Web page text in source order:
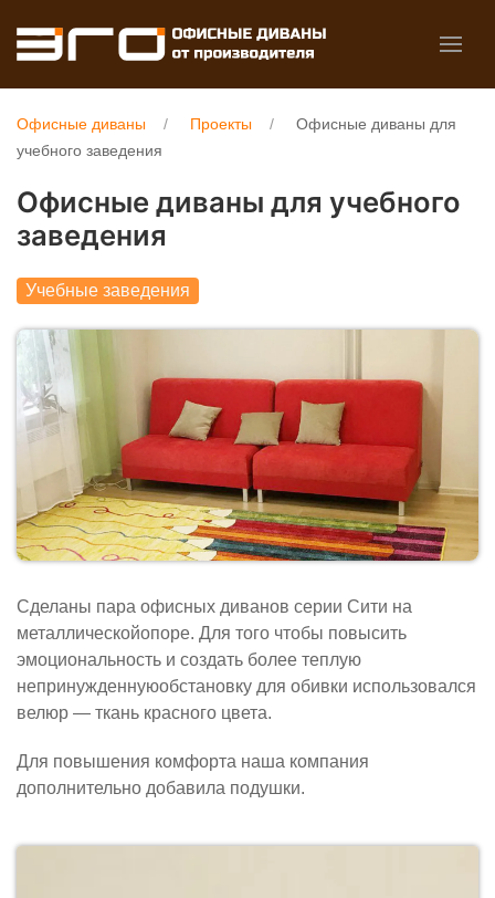
Офисные диваны Проекты
Офисные диваны для
учебного заведения
Офисные диваны для учебного
заведения
Учебные заведения
Сделаны пара офисных диванов серии Сити на
металлическойопоре. Для того чтобы повысить
эмоциональность и создать более теплую
непринужденнуюобстановку для обивки использовался
велюр — ткань красного цвета.
Для повышения комфорта наша компания
дополнительно добавила подушки.